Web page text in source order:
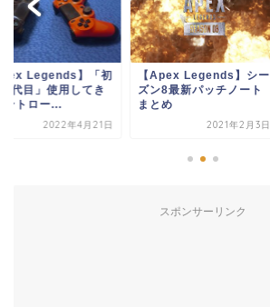
Legends】シー
8最新パッチノート
め
2021年2月3日
【Apex Legends】新マ
ップ『オリンパス』につ
いて解説
2020年11月3日
スポンサーリンク